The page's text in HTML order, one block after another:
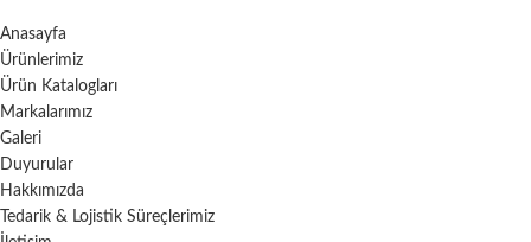
Anasayfa
Ürünlerimiz
Ürün Katalogları
Markalarımız
Galeri
Duyurular
Hakkımızda
Tedarik & Lojistik Süreçlerimiz